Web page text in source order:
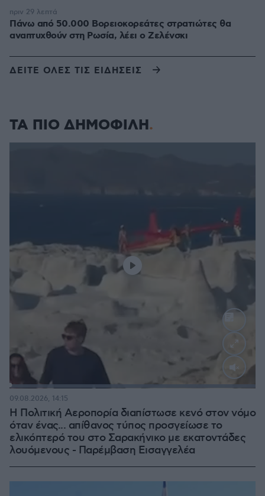
Πάνω από 50.000 Βορειοκορεάτες στρατιώτες θα
αναπτυχθούν στη Ρωσία, λέει ο Ζελένσκι
πριν 29 λεπτά
ΔΕΙΤΕ ΟΛΕΣ ΤΙΣ ΕΙΔΗΣΕΙΣ
ΤΑ ΠΙΟ ΔΗΜΟΦΙΛΗ
:
Η Πολιτική Αεροπορία διαπίστωσε κενό στον νόμο
όταν ένας... απίθανος τύπος προσγείωσε το
ελικόπτερό του στο Σαρακήνικο με εκατοντάδες
λουόμενους - Παρέμβαση Εισαγγελέα
09.08.2026, 14:15